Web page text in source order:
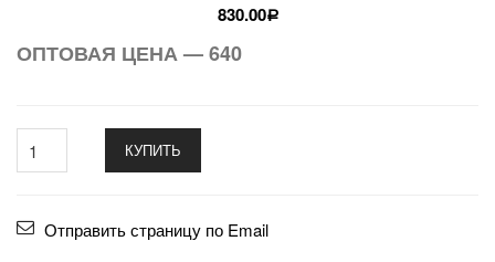
830.00Р
ОПТОВАЯ ЦЕНА — 640
КУПИТЬ
Отправить страницу по Email